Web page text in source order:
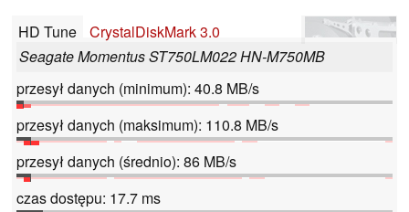
HD Tune
CrystalDiskMark 3.0
Seagate Momentus ST750LM022 HN-M750MB
przesył danych (minimum): 40.8 MB/s
przesył danych (maksimum): 110.8 MB/s
przesył danych (średnio): 86 MB/s
czas dostępu: 17.7 ms